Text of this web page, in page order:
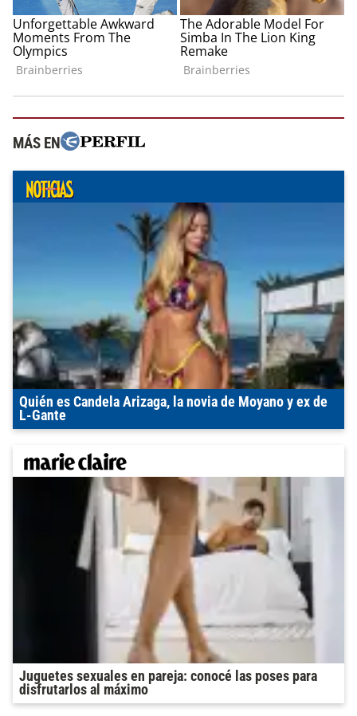
MÁS EN
Quién es Candela Arizaga, la novia de Moyano y ex de
L-Gante
Juguetes sexuales en pareja: conocé las poses para
disfrutarlos al máximo